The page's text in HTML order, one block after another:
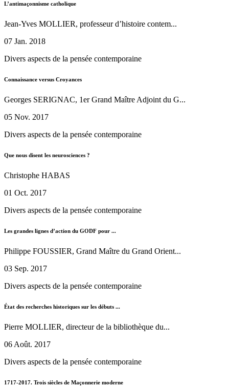
L’antimaçonnisme catholique
Jean-Yves MOLLIER, professeur d’histoire contem...
07 Jan. 2018
Divers aspects de la pensée contemporaine
Connaissance versus Croyances
Georges SERIGNAC, 1er Grand Maître Adjoint du G...
05 Nov. 2017
Divers aspects de la pensée contemporaine
Que nous disent les neurosciences ?
Christophe HABAS
01 Oct. 2017
Divers aspects de la pensée contemporaine
Les grandes lignes d’action du GODF pour ...
Philippe FOUSSIER, Grand Maître du Grand Orient...
03 Sep. 2017
Divers aspects de la pensée contemporaine
État des recherches historiques sur les débuts ...
Pierre MOLLIER, directeur de la bibliothèque du...
06 Août. 2017
Divers aspects de la pensée contemporaine
1717-2017. Trois siècles de Maçonnerie moderne